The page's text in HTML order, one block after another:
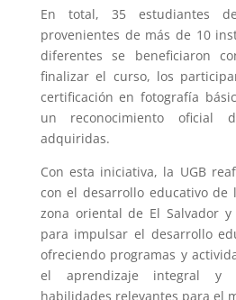
En total, 35 estudiantes
provenientes de más de 10
diferentes se beneficiaron
finalizar el curso, los
certificación en fotografía
un reconocimiento oficial
adquiridas.
Con esta iniciativa, la UGB
con el desarrollo educativo de
zona oriental de El Salvador
para impulsar el desarrollo
ofreciendo programas y
el aprendizaje integral y
habilidades relevantes para el